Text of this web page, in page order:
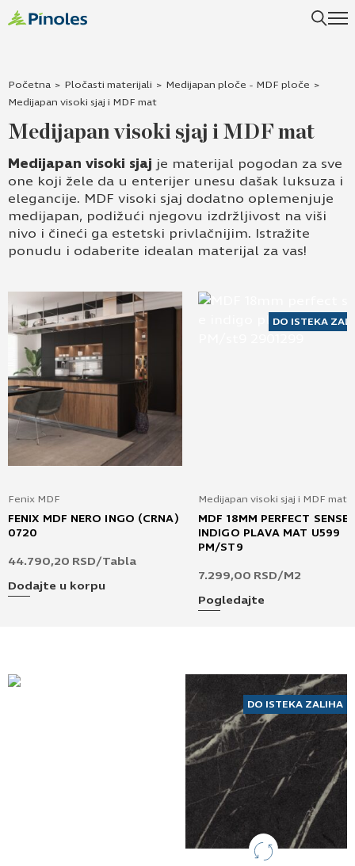
Početna > Pločasti materijali > Medijapan ploče - MDF ploče >
Medijapan visoki sjaj i MDF mat
Medijapan visoki sjaj i MDF mat
Medijapan visoki sjaj je materijal pogodan za sve
one koji žele da u enterijer unesu dašak luksuza i
elegancije. MDF visoki sjaj dodatno oplemenjuje
medijapan, podižući njegovu izdržljivost na viši
nivo i čineći ga estetski privlačnijim. Istražite
ponudu i odaberite idealan materijal za vas!
Fenix MDF
FENIX MDF NERO INGO (CRNA)
0720
44.790,20 RSD/Tabla
Dodajte u korpu
DO ISTEKA
Medijapan visoki sjaj i MDF mat
MDF 18MM PERFECT SENSE
INDIGO PLAVA MAT U599
PM/ST9
7.299,00 RSD/M2
Pogledajte
DO ISTEKA ZALIHA